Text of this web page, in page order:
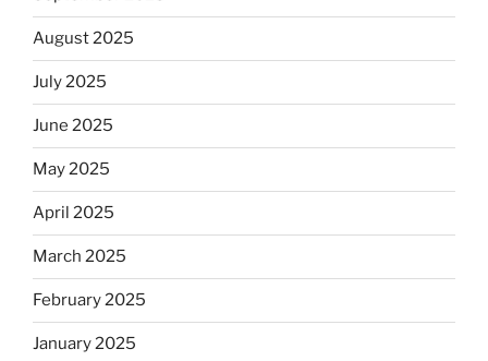
August 2025
July 2025
June 2025
May 2025
April 2025
March 2025
February 2025
January 2025